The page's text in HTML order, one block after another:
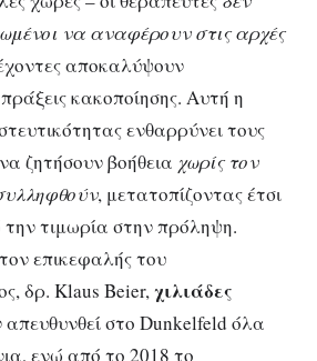
να αναφέρουν στις αρχές
αποκαλύψουν
κακοποίησης. Αυτή η
ενθαρρύνει τους
ζητήσουν βοήθεια χωρίς τον
, μετατοπίζοντας έτσι
τιμωρία στην πρόληψη.
επικεφαλής του
δρ. Klaus Beier,χιλιάδες
απευθυνθεί στο Dunkelfeld όλα
ενώ από το 2018 το